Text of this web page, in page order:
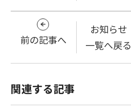
前の記事へ
お知らせ
一覧へ戻る
関連する記事